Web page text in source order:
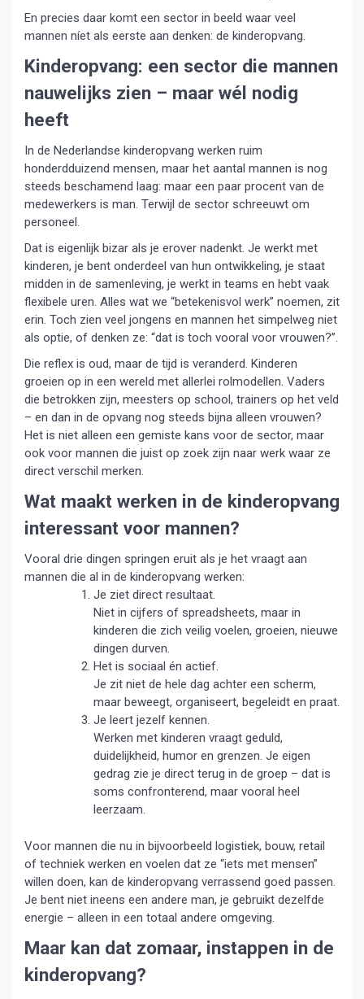
En precies daar komt een sector in beeld waar veel
mannen níet als eerste aan denken: de kinderopvang.
Kinderopvang: een sector die mannen
nauwelijks zien – maar wél nodig
heeft
In de Nederlandse kinderopvang werken ruim
honderdduizend mensen, maar het aantal mannen is nog
steeds beschamend laag: maar een paar procent van de
medewerkers is man. Terwijl de sector schreeuwt om
personeel.
Dat is eigenlijk bizar als je erover nadenkt. Je werkt met
kinderen, je bent onderdeel van hun ontwikkeling, je staat
midden in de samenleving, je werkt in teams en hebt vaak
flexibele uren. Alles wat we “betekenisvol werk” noemen, zit
erin. Toch zien veel jongens en mannen het simpelweg niet
als optie, of denken ze: “dat is toch vooral voor vrouwen?”.
Die reflex is oud, maar de tijd is veranderd. Kinderen
groeien op in een wereld met allerlei rolmodellen. Vaders
die betrokken zijn, meesters op school, trainers op het veld
– en dan in de opvang nog steeds bijna alleen vrouwen?
Het is niet alleen een gemiste kans voor de sector, maar
ook voor mannen die juist op zoek zijn naar werk waar ze
direct verschil merken.
Wat maakt werken in de kinderopvang
interessant voor mannen?
Vooral drie dingen springen eruit als je het vraagt aan
mannen die al in de kinderopvang werken:
Je ziet direct resultaat.
Niet in cijfers of spreadsheets, maar in
kinderen die zich veilig voelen, groeien, nieuwe
dingen durven.
Het is sociaal én actief.
Je zit niet de hele dag achter een scherm,
maar beweegt, organiseert, begeleidt en praat.
Je leert jezelf kennen.
Werken met kinderen vraagt geduld,
duidelijkheid, humor en grenzen. Je eigen
gedrag zie je direct terug in de groep – dat is
soms confronterend, maar vooral heel
leerzaam.
Voor mannen die nu in bijvoorbeeld logistiek, bouw, retail
of techniek werken en voelen dat ze “iets met mensen”
willen doen, kan de kinderopvang verrassend goed passen.
Je bent niet ineens een andere man, je gebruikt dezelfde
energie – alleen in een totaal andere omgeving.
Maar kan dat zomaar, instappen in de
kinderopvang?